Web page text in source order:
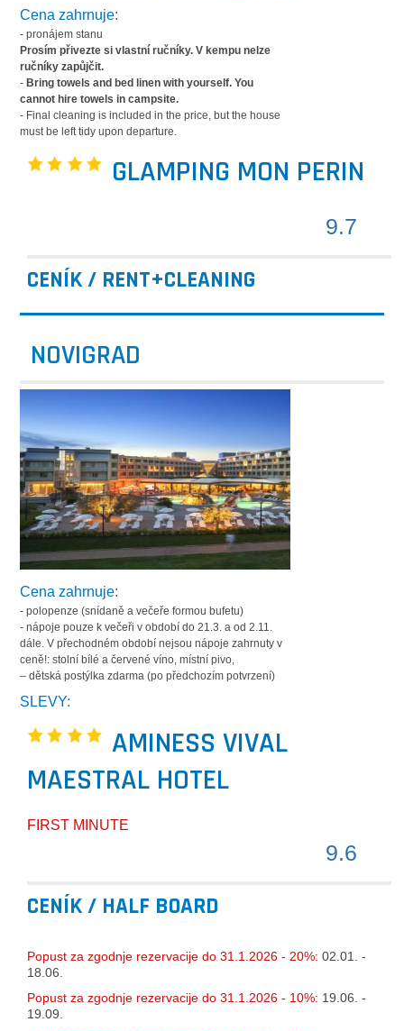
Cena zahrnuje:
- pronájem stanu
Prosím přivezte si vlastní ručníky. V kempu nelze
ručníky zapůjčit.
- Bring towels and bed linen with yourself. You
cannot hire towels in campsite.
- Final cleaning is included in the price, but the house
must be left tidy upon departure.
GLAMPING MON PERIN
9.7
CENÍK / RENT+CLEANING
NOVIGRAD
Cena zahrnuje:
- polopenze (snídaně a večeře formou bufetu)
- nápoje pouze k večeři v období do 21.3. a od 2.11.
dále. V přechodném období nejsou nápoje zahrnuty v
ceně!: stolní bílé a červené víno, místní pivo,
– dětská postýlka zdarma (po předchozím potvrzení)
SLEVY:
AMINESS VIVAL
MAESTRAL HOTEL
FIRST MINUTE
9.6
CENÍK / HALF BOARD
Popust za zgodnje rezervacije do 31.1.2026 - 20%:02.01. -
18.06.
Popust za zgodnje rezervacije do 31.1.2026 - 10%: 19.06. -
19.09.